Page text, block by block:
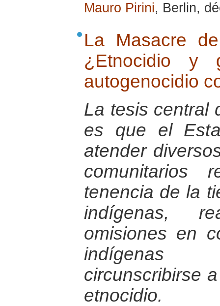
Mauro Pirini, Berlin,
La Masacre
¿Etnocidio y
autogenocidio
La tesis central
es que el
atender
comunitarios
tenencia de la
indígenas,
omisiones en
indígenas
circunscribirse
etnocidio.